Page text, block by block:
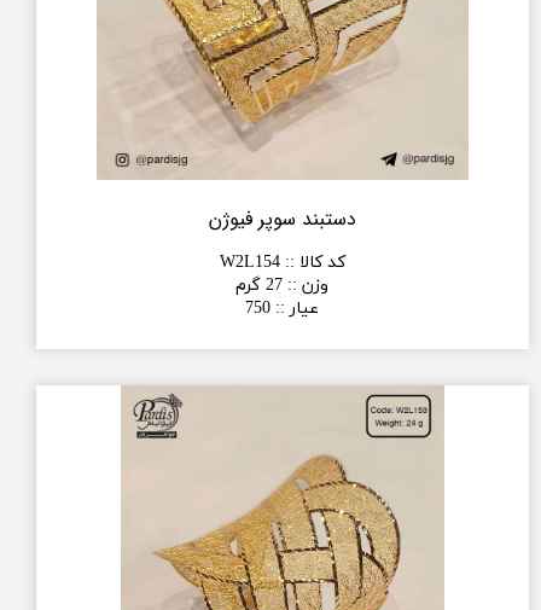
دستبند سوپر فیوژن
کد کالا ::
W2L154
وزن :: 27 گرم
عیار ::
750